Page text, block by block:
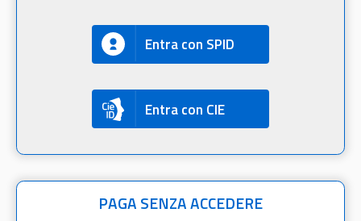
Entra con SPID
Entra con CIE
PAGA SENZA ACCEDERE